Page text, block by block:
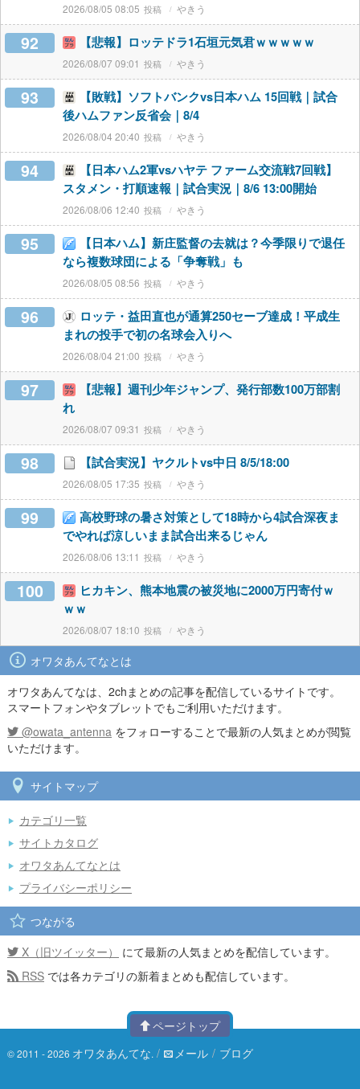
2026/08/05 08:05 やきう
92 【悲報】ロッテドラ1石垣元気君ｗｗｗｗｗ
2026/08/07 09:01 やきう
93
【敗戦】ソフトバンクvs日本ハム 15回戦｜試合
後ハムファン反省会｜8/4
2026/08/04 20:40 やきう
94
【日本ハム2軍vsハヤテ ファーム交流戦7回戦】
スタメン・打順速報｜試合実況｜8/6 13:00開始
2026/08/06 12:40 やきう
95
【日本ハム】新庄監督の去就は？今季限りで退任
なら複数球団による「争奪戦」も
2026/08/05 08:56 やきう
96
ロッテ・益田直也が通算250セーブ達成！平成生
まれの投手で初の名球会入りへ
2026/08/04 21:00 やきう
97
【悲報】週刊少年ジャンプ、発行部数100万部割
れ
2026/08/07 09:31 やきう
98 【試合実況】ヤクルトvs中日 8/5/18:00
2026/08/05 17:35 やきう
99
高校野球の暑さ対策として18時から4試合深夜ま
でやれば涼しいまま試合出来るじゃん
2026/08/06 13:11 やきう
100
ヒカキン、熊本地震の被災地に2000万円寄付ｗ
ｗｗ
2026/08/07 18:10 やきう
オワタあんてなとは
オワタあんてなは、2chまとめの記事を配信しているサイトです。
スマートフォンやタブレットでもご利用いただけます。
@owata_antenna をフォローすることで最新の人気まとめが閲覧
いただけます。
サイトマップ
カテゴリ一覧
サイトカタログ
オワタあんてなとは
プライバシーポリシー
つながる
X（旧ツイッター）
にて最新の人気まとめを配信しています。
RSS では各カテゴリの新着まとめも配信しています。
ページトップ
© 2011 - 2026 オワタあんてな. / メール / ブログ